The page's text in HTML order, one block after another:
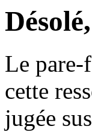
Le pare-
cette
jugée